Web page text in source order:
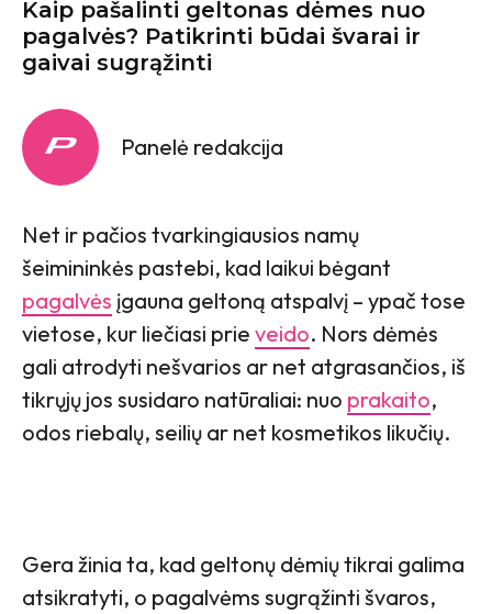
Kaip pašalinti geltonas dėmes nuo
pagalvės? Patikrinti būdai švarai ir
gaivai sugrąžinti
Panelė redakcija
Net ir pačios tvarkingiausios namų
šeimininkės pastebi, kad laikui bėgant
pagalvės įgauna geltoną atspalvį – ypač tose
vietose, kur liečiasi prie veido. Nors dėmės
gali atrodyti nešvarios ar net atgrasančios, iš
tikrųjų jos susidaro natūraliai: nuo prakaito,
odos riebalų, seilių ar net kosmetikos likučių.
Gera žinia ta, kad geltonų dėmių tikrai galima
atsikratyti, o pagalvėms sugrąžinti švaros,